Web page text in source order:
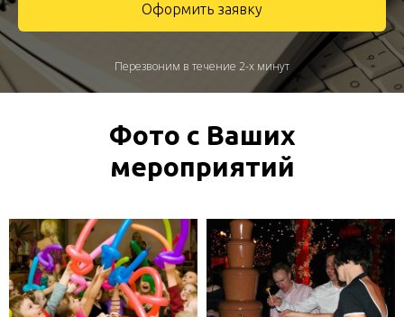
Оформить заявку
Перезвоним в течение 2-х минут
Фото с Ваших
мероприятий